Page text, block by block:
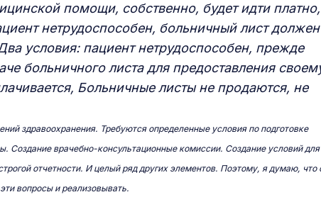
помощи, собственно, будет идти платно,
нетрудоспособен, больничный лист должен
условия: пациент нетрудоспособен, прежде
больничного листа для предоставления
Больничные листы не продаются, не
здравоохранения. Требуются определенные условия по подготовке
Создание врачебно-консультационные комиссии. Создание условий для
отчетности. И целый ряд других элементов. Поэтому, я думаю, что
вопросы и реализовывать.